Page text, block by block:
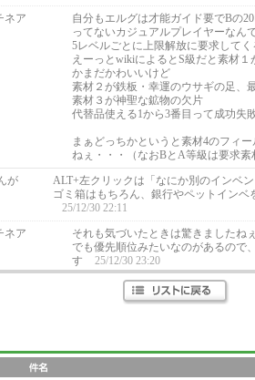
ネア
自分もエルグは才能ガイド要でBの
ってないカジュアルプレイヤーなん
5レベルごとに上限解放に要求して
えーっとwikiによるとS級だと素材
かまだかわいいけど
素材２が鉄板・幸運のウサギの足、
素材３が神聖な鉱物の欠片
代替品使える1から3番目って成功失
まぁどっちかというと素材4のフィ
ねぇ・・・（なおBとA等級は要求素
が
ALT+左クリックは「なにか別のインベ
ゴミ箱はもちろん、銀行やペットインベ
25/12/30 22:11
ネア
それも気づいたときは驚きましたねぇ
でも優先順位みたいなのがあるので
す
25/12/30 23:20